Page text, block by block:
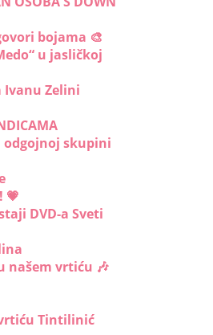
bojama 🎨
u jasličkoj
Ivanu Zelini
skupini
💗
DVD-a Sveti
našem vrtiću 🎶
Tintilinić